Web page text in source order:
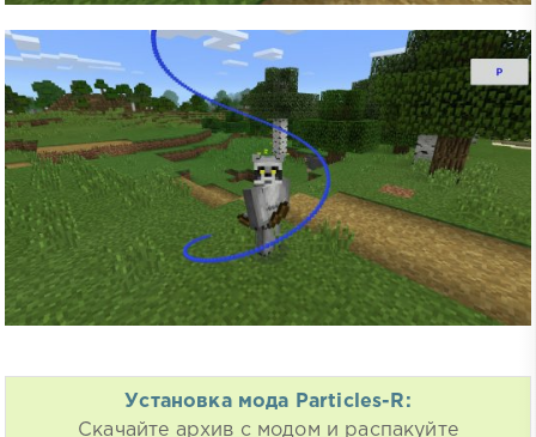
Установка мода Particles-R:
Скачайте архив с модом и распакуйте